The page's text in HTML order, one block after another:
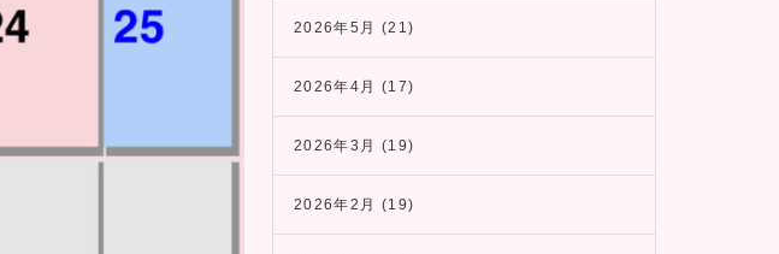
2026年5月 (21)
2026年4月 (17)
2026年3月 (19)
2026年2月 (19)